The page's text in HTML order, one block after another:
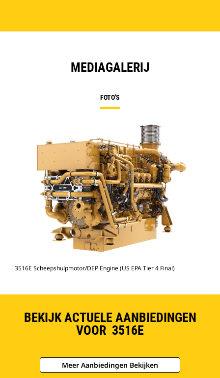
MEDIAGALERIJ
FOTO'S
3516E Scheepshulpmotor/DEP Engine (US EPA Tier 4 Final)
BEKIJK ACTUELE AANBIEDINGEN
VOOR 3516E
Meer Aanbiedingen Bekijken